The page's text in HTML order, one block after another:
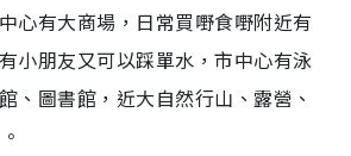
心有大商場，日常買嘢食嘢附近有
小朋友又可以踩單水，市中心有泳
、圖書館，近大自然行山、露營、